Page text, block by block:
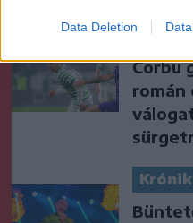
Data Deletion
Corbu
román